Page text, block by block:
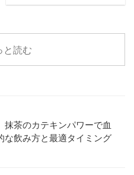
たおもてなしを実現するポイント
をわかりやすく紹介します。
と読む
抹茶のカテキンパワーで血
な飲み方と最適タイミング